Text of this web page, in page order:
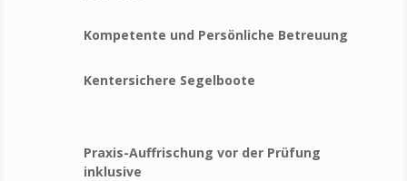
Kompetente und Persönliche Betreuung
Kentersichere Segelboote
Praxis-Auffrischung vor der Prüfung
inklusive